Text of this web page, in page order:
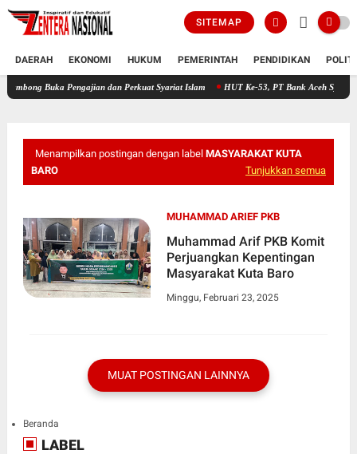
SITEMAP
DAERAH EKONOMI HUKUM PEMERINTAH PENDIDIKAN
Pengajian dan Perkuat Syariat Islam HUT Ke-53, PT Bank Aceh Syariah KC
Menampilkan postingan dengan label MASYARAKAT KUTA
BARO
Tunjukkan semua
MUHAMMAD ARIEF PKB
Muhammad Arif PKB Komit
Perjuangkan Kepentingan
Masyarakat Kuta Baro
Minggu, Februari 23, 2025
MUAT POSTINGAN LAINNYA
Beranda
LABEL